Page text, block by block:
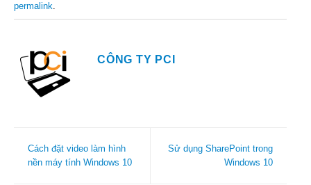
permalink.
CÔNG TY PCI
Cách đặt video làm hình
nền máy tính Windows 10
Sử dụng SharePoint trong
Windows 10